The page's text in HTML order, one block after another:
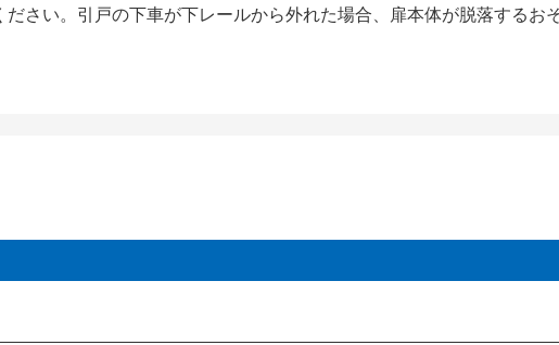
さい。引戸の下車が下レールから外れた場合、扉本体が脱落するお